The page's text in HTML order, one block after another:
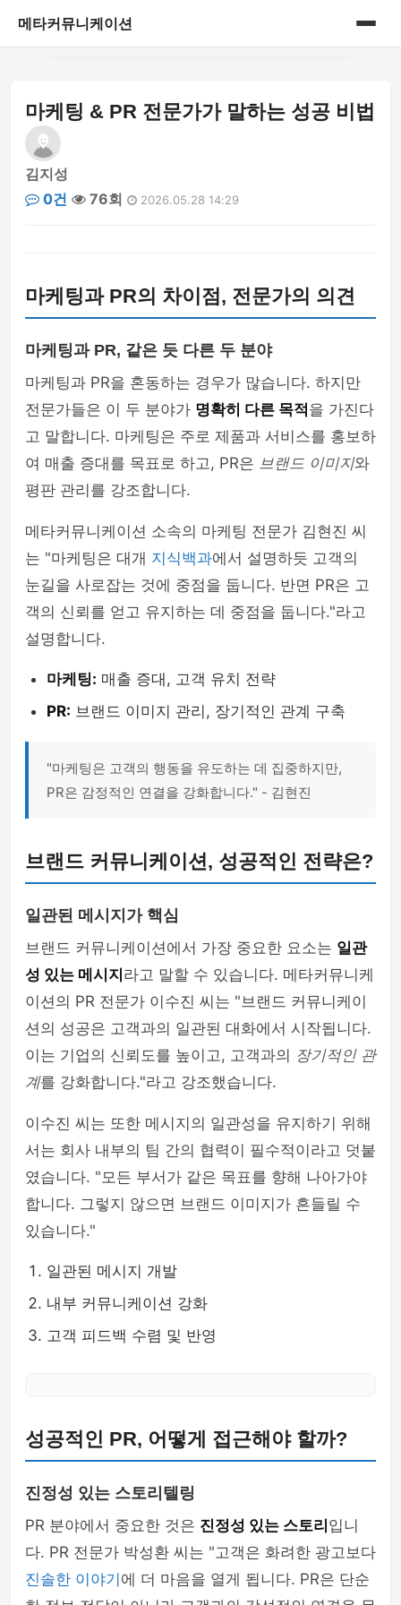
메타커뮤니케이션
게시판
마케팅 & PR 전문가가 말하는 성공 비법
김지성
0건
76회 2026.05.28 14:29
마케팅과 PR의 차이점, 전문가의 의견
마케팅과 PR, 같은 듯 다른 두 분야
마케팅과 PR을 혼동하는 경우가 많습니다. 하지만
전문가들은 이 두 분야가 명확히 다른 목적을 가진다
고 말합니다. 마케팅은 주로 제품과 서비스를 홍보하
여 매출 증대를 목표로 하고, PR은 브랜드 이미지와
평판 관리를 강조합니다.
메타커뮤니케이션 소속의 마케팅 전문가 김현진 씨
는 "마케팅은 대개 지식백과에서 설명하듯 고객의
눈길을 사로잡는 것에 중점을 둡니다. 반면 PR은 고
객의 신뢰를 얻고 유지하는 데 중점을 둡니다."라고
설명합니다.
마케팅: 매출 증대, 고객 유치 전략
PR: 브랜드 이미지 관리, 장기적인 관계 구축
"마케팅은 고객의 행동을 유도하는 데 집중하지만,
PR은 감정적인 연결을 강화합니다." - 김현진
브랜드 커뮤니케이션, 성공적인 전략은?
일관된 메시지가 핵심
브랜드 커뮤니케이션에서 가장 중요한 요소는 일관
성 있는 메시지 라고 말할 수 있습니다. 메타커뮤니케
이션의 PR 전문가 이수진 씨는 "브랜드 커뮤니케이
션의 성공은 고객과의 일관된 대화에서 시작됩니다.
이는 기업의 신뢰도를 높이고, 고객과의 장기적인 관
계를 강화합니다."라고 강조했습니다.
이수진 씨는 또한 메시지의 일관성을 유지하기 위해
서는 회사 내부의 팀 간의 협력이 필수적이라고 덧붙
였습니다. "모든 부서가 같은 목표를 향해 나아가야
합니다. 그렇지 않으면 브랜드 이미지가 흔들릴 수
있습니다."
일관된 메시지 개발
내부 커뮤니케이션 강화
고객 피드백 수렴 및 반영
성공적인 PR, 어떻게 접근해야 할까?
진정성 있는 스토리텔링
PR 분야에서 중요한 것은 진정성 있는 스토리 입니
다. PR 전문가 박성환 씨는 "고객은 화려한 광고보다
진솔한 이야기 에 더 마음을 열게 됩니다. PR은 단순